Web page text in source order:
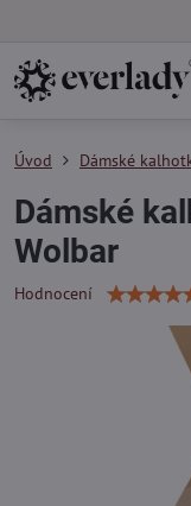
Úvod Dámské
Dámské
Wolbar
Hodnocení